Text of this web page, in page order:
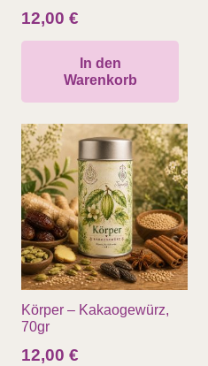
12,00 €
In den
Warenkorb
Körper – Kakaogewürz,
70gr
12,00 €